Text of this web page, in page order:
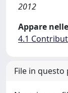
2012
Appare
4.1
File in